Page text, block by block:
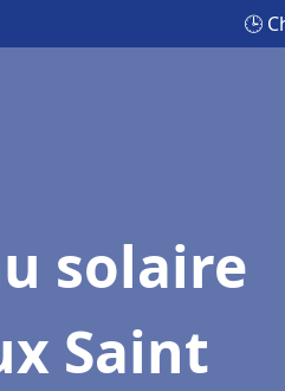
🕒
solaire
Saint